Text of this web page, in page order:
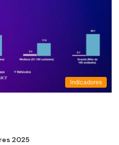
Indicadores
2025